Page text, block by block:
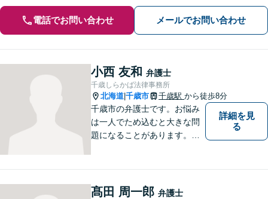
電話でお問い合わせ メールでお問い合わせ
小西 友和 弁護士
千歳しらかば法律事務所
北海道 千歳市 千歳駅 から徒歩8分
千歳市の弁護士です。お悩み
は一人でため込むと大きな問
題になることがあります。ぜ
詳細を見
る
髙田 周一郎 弁護士